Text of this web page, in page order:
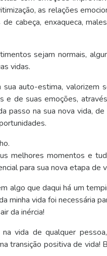
as relações
cabeça, enxaqueca,
sejam normais,
vidas.
auto-estima, valorizem
e de suas emoções,
passo na sua nova vida, de
melhores momentos e
para sua nova etapa de
algo que daqui há um
minha vida foi necessária
da inércia!
vida de qualquer
transição positiva de vida!